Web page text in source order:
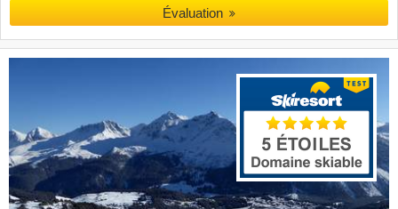
Évaluation